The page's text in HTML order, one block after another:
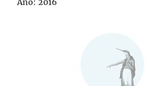
Año: 2016